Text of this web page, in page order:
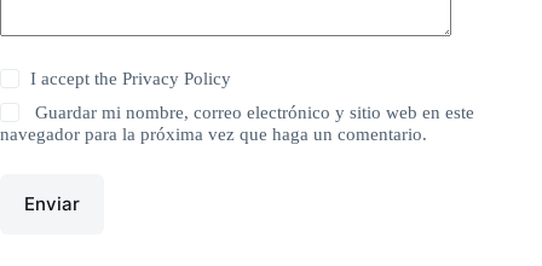
I accept thePrivacy Policy
Guardar mi nombre, correo electrónico y sitio web en este
navegador para la próxima vez que haga un comentario.
Enviar